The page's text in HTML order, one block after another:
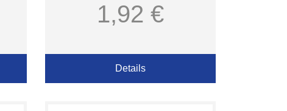
1,92 €
Details